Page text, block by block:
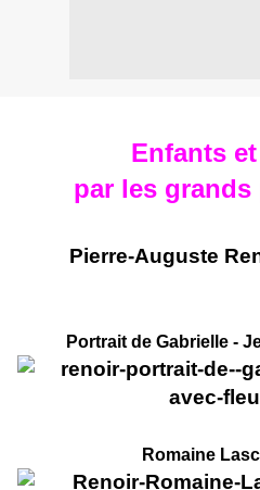
Enfants
par les grands
Pierre-Auguste
Portrait de Gabrielle -
Romaine